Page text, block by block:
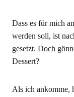
Dass es für mich
werden soll, ist
gesetzt. Doch
Dessert?
Als ich ankomme,